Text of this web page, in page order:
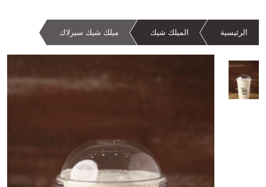
الرئيسية الميلك شيك ميلك شيك سيرلاك